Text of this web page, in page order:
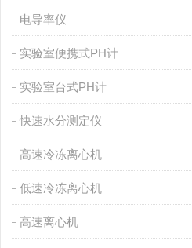
电导率仪
实验室便携式PH计
实验室台式PH计
快速水分测定仪
高速冷冻离心机
低速冷冻离心机
高速离心机